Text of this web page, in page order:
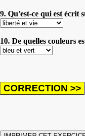
9. Qu'est-ce qui est écrit
10. De quelles couleurs